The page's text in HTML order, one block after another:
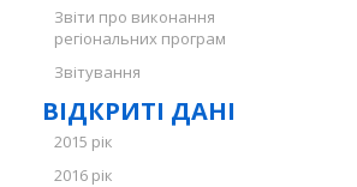
Звіти про виконання
регіональних програм
Звітування
ВІДКРИТІ ДАНІ
2015 рік
2016 рік